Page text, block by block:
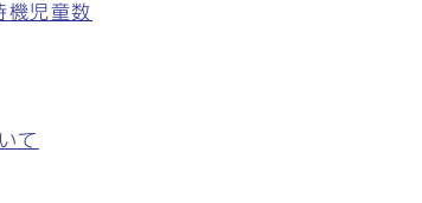
機児童数
て